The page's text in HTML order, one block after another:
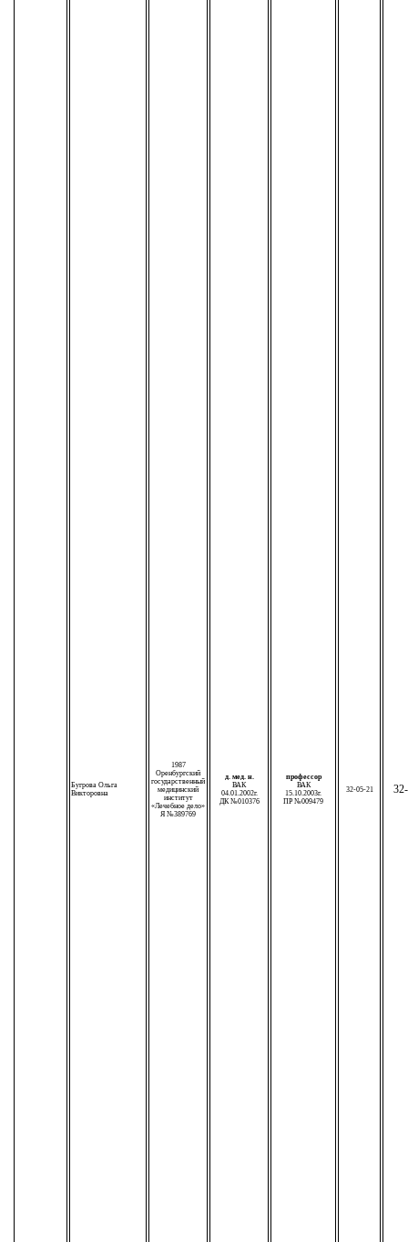
Бугрова Ольга
Викторовна
1987
Оренбургский
государственный
медицинский
институт
«Лечебное дело»
Я №389769
д. мед. н.
ВАК
04.01.2002г.
ДК №010376
профессор
ВАК
15.10.2003г.
ПР №009479
32-05-21